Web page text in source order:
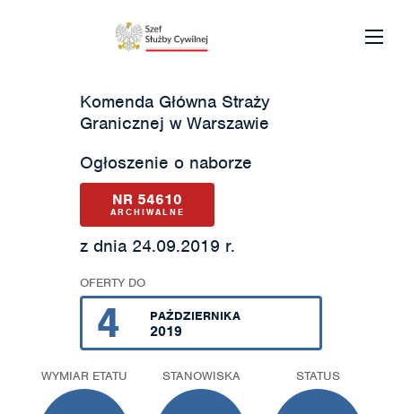
Komenda Główna Straży
Granicznej w Warszawie
Ogłoszenie o naborze
NR 54610
ARCHIWALNE
z dnia 24.09.2019 r.
OFERTY DO
4 PAŹDZIERNIKA
2019
WYMIAR ETATU STANOWISKA STATUS